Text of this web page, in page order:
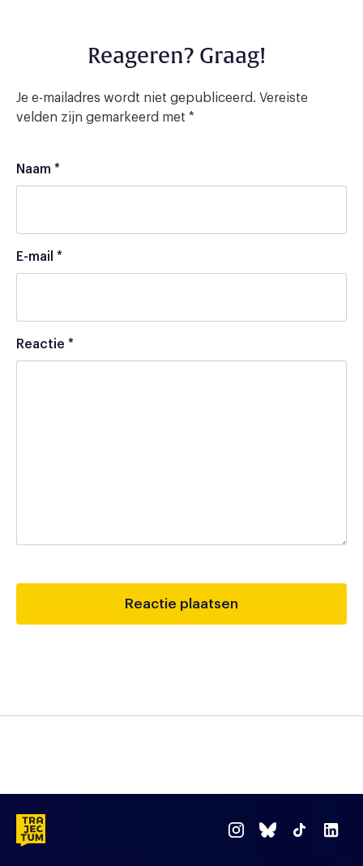
Reageren? Graag!
Je e-mailadres wordt niet gepubliceerd. Vereiste
velden zijn gemarkeerd met *
Naam *
E-mail *
Reactie *